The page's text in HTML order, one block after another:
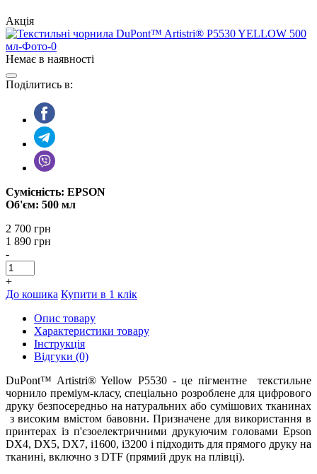
Акція
Немає в наявності
Поділитись в:
Сумісність: EPSON
Об'єм: 500 мл
2 700 грн
1 890 грн
-
+
До кошика Купити в 1 клік
Опис товару
Характеристики товару
Інструкція
Відгуки (0)
DuPont™ Artistri® Yellow P5530 - це пігментне текстильне
чорнило преміум-класу, спеціально розроблене для цифрового
друку безпосередньо на натуральних або сумішових тканинах
з високим вмістом бавовни. Призначене для використання в
принтерах із п'єзоелектричними друкуючим головами Epson
DX4, DX5, DX7, i1600, i3200 і підходить для прямого друку на
тканині, включно з DTF (прямий друк на плівці).